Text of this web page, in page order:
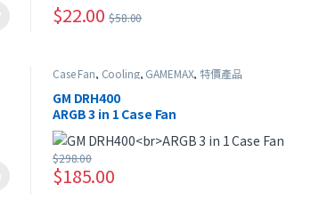
$22.00 $58.00
此產品有多種款式。 可在產品頁面選擇選項
Case Fan, Cooling, GAMEMAX, 特價產品
GM DRH400
ARGB 3 in 1 Case Fan
$185.00
$298.00